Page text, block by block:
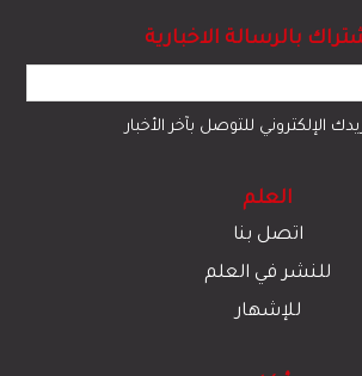
بالرسالة الاخبارية
الإلكتروني للتوصل بآخر الأخبار
العلم
اتصل بنا
للنشر في العلم
للإشهار